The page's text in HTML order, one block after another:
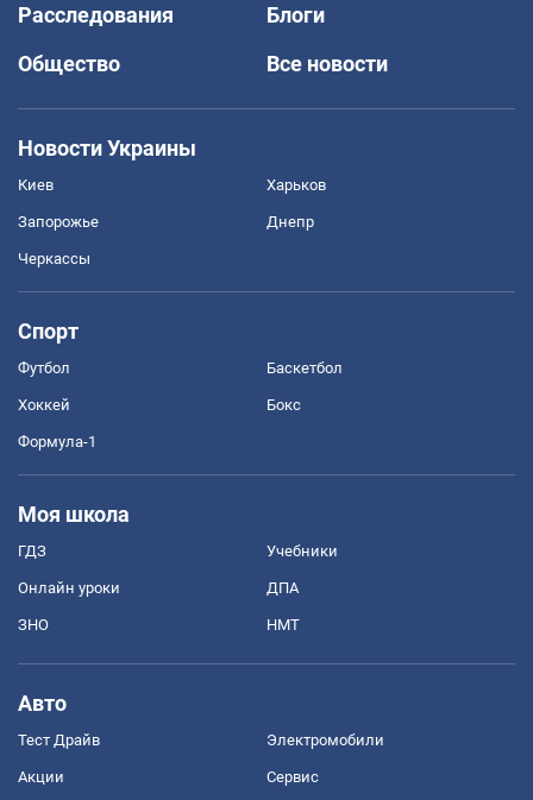
Расследования
Блоги
Общество
Все новости
Новости Украины
Киев Харьков
Запорожье Днепр
Черкассы
Спорт
Футбол Баскетбол
Хоккей Бокс
Формула-1
Моя школа
ГДЗ Учебники
Онлайн уроки ДПА
ЗНО НМТ
Авто
Тест Драйв Электромобили
Акции Сервис